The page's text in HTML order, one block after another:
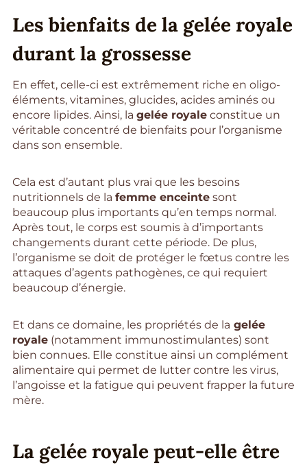
Les bienfaits de la gelée royale
durant la grossesse
En effet, celle-ci est extrêmement riche en oligo-
éléments, vitamines, glucides, acides aminés ou
encore lipides. Ainsi, la gelée royaleconstitue un
véritable concentré de bienfaits pour l’organisme
dans son ensemble.
Cela est d’autant plus vrai que les besoins
nutritionnels de la femme enceintesont
beaucoup plus importants qu’en temps normal.
Après tout, le corps est soumis à d’importants
changements durant cette période. De plus,
l’organisme se doit de protéger le fœtus contre les
attaques d’agents pathogènes, ce qui requiert
beaucoup d’énergie.
Et dans ce domaine, les propriétés de la gelée
royale(notamment immunostimulantes) sont
bien connues. Elle constitue ainsi un complément
alimentaire qui permet de lutter contre les virus,
l’angoisse et la fatigue qui peuvent frapper la future
mère.
La gelée royale peut-elle être